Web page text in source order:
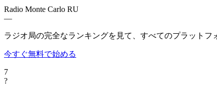
Radio Monte Carlo RU
—
ラジオ局の完全なランキングを見て、すべてのプラットフ
今すぐ無料で始める
7
?